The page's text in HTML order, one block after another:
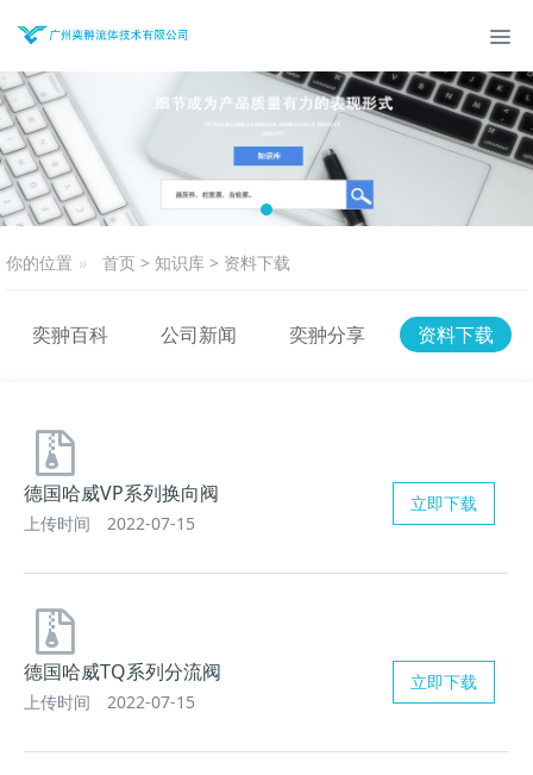
你的位置 首页 > 知识库 > 资料下载
奕翀百科 公司新闻 奕翀分享 资料下载
立即下载
德国哈威VP系列换向阀
上传时间 2022-07-15
立即下载
德国哈威TQ系列分流阀
上传时间 2022-07-15